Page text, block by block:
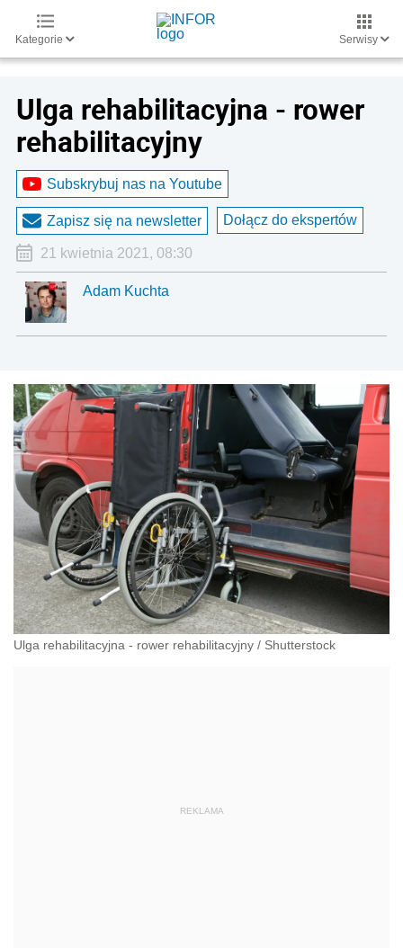
Kategorie Serwisy
Ulga rehabilitacyjna - rower
rehabilitacyjny
Subskrybuj nas na Youtube
Zapisz się na newsletter Dołącz do ekspertów
21 kwietnia 2021, 08:30
Adam Kuchta
Ulga rehabilitacyjna - rower rehabilitacyjny / Shutterstock